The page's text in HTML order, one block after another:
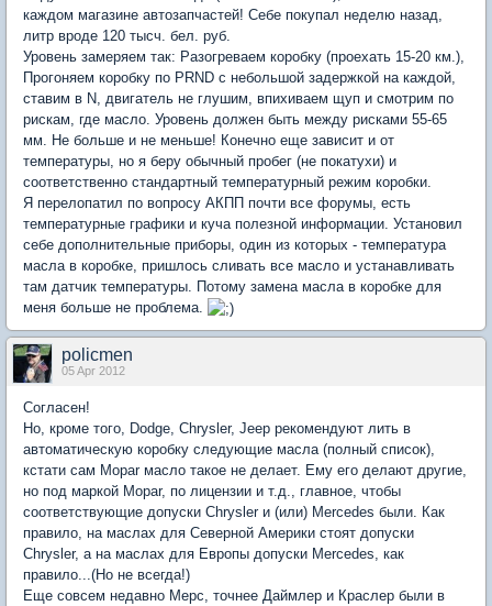
каждом магазине автозапчастей! Себе покупал неделю назад,
литр вроде 120 тысч. бел. руб.
Уровень замеряем так: Разогреваем коробку (проехать 15-20 км.),
Прогоняем коробку по PRND с небольшой задержкой на каждой,
ставим в N, двигатель не глушим, впихиваем щуп и смотрим по
рискам, где масло. Уровень должен быть между рисками 55-65
мм. Не больше и не меньше! Конечно еще зависит и от
температуры, но я беру обычный пробег (не покатухи) и
соответственно стандартный температурный режим коробки.
Я перелопатил по вопросу АКПП почти все форумы, есть
температурные графики и куча полезной информации. Установил
себе дополнительные приборы, один из которых - температура
масла в коробке, пришлось сливать все масло и устанавливать
там датчик температуры. Потому замена масла в коробке для
меня больше не проблема.
policmen
05 Apr 2012
Согласен!
Но, кроме того, Dodge, Chrysler, Jeep рекомендуют лить в
автоматическую коробку следующие масла (полный список),
кстати сам Mopar масло такое не делает. Ему его делают другие,
но под маркой Mopar, по лицензии и т.д., главное, чтобы
соответствующие допуски Chrysler и (или) Mercedes были. Как
правило, на маслах для Северной Америки стоят допуски
Chrysler, а на маслах для Европы допуски Mercedes, как
правило...(Но не всегда!)
Еще совсем недавно Мерс, точнее Даймлер и Краслер были в